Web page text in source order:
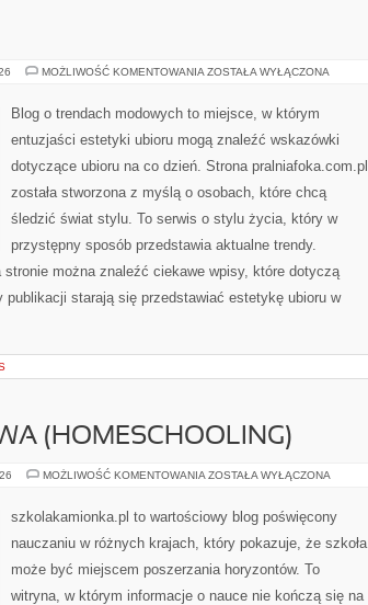
MOŻLIWOŚĆ KOMENTOWANIA LOUIS
ZOSTAŁA WYŁĄCZONA
Blog o trendach modowych to miejsce, w którym
entuzjaści estetyki ubioru mogą znaleźć wskazówki
dotyczące ubioru na co dzień. Strona pralniafoka.com.pl
została stworzona z myślą o osobach, które chcą
śledzić świat stylu. To serwis o stylu życia, który w
przystępny sposób przedstawia aktualne trendy.
stronie można znaleźć ciekawe wpisy, które dotyczą
starają się przedstawiać estetykę ubioru w
(HOMESCHOOLING)
MOŻLIWOŚĆ KOMENTOWANIA EDUKACJA
ZOSTAŁA WYŁĄCZONA
szkolakamionka.pl to wartościowy blog poświęcony
nauczaniu w różnych krajach, który pokazuje, że szkoła
może być miejscem poszerzania horyzontów. To
witryna, w którym informacje o nauce nie kończą się na